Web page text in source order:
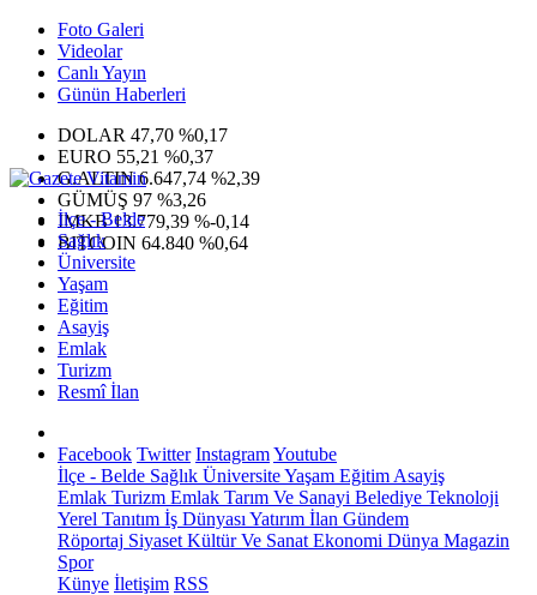
Foto Galeri
Videolar
Canlı Yayın
Günün Haberleri
DOLAR 47,70 %0,17
EURO 55,21 %0,37
G.ALTIN6.647,74 %2,39
GÜMÜŞ 97 %3,26
IMKB13.779,39 %-0,14
BITCOIN 64.840 %0,64
İlçe - Belde
Sağlık
Üniversite
Yaşam
Eğitim
Asayiş
Emlak
Turizm
Resmî İlan
Facebook Twitter InstagramYoutube
İlçe - Belde Sağlık ÜniversiteYaşam Eğitim Asayiş
Emlak Turizm Emlak Tarım Ve Sanayi Belediye Teknoloji
Yerel Tanıtım İş Dünyası Yatırım İlan Gündem
Röportaj Siyaset Kültür Ve Sanat Ekonomi Dünya Magazin
Spor
Künye İletişim RSS